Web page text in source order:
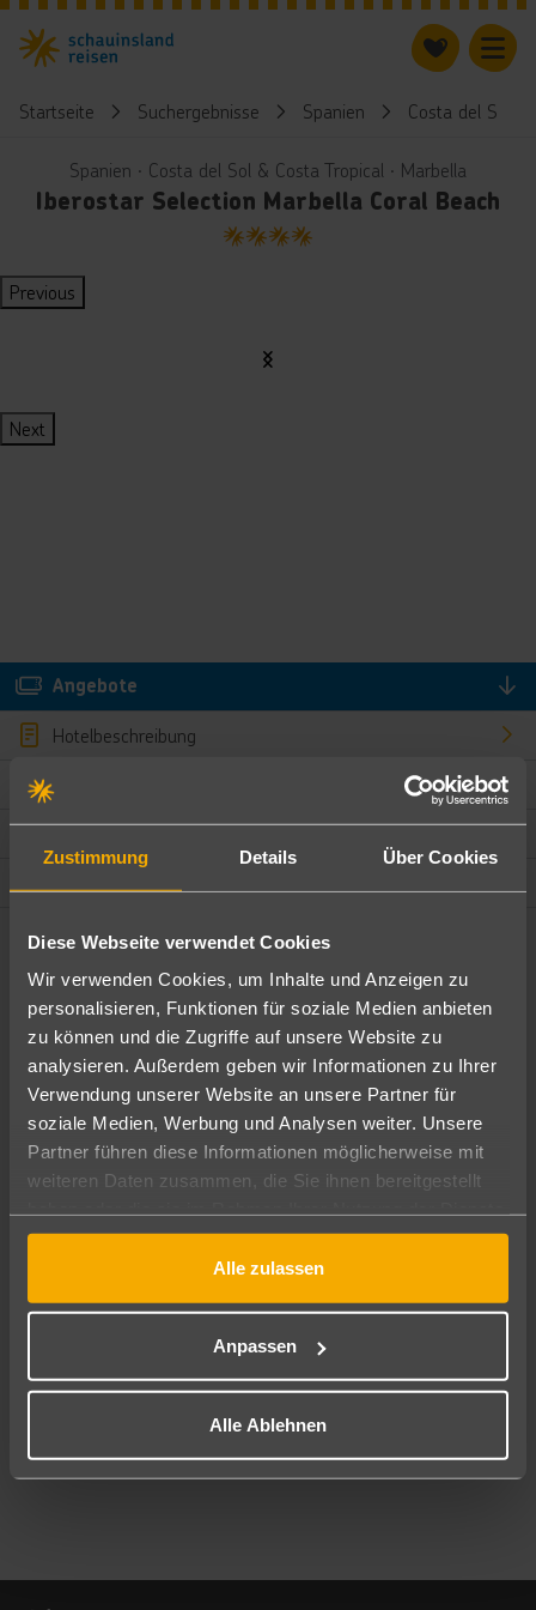
Zustimmung Details Über Cookies
Diese Webseite verwendet Cookies
Wir verwenden Cookies, um Inhalte und Anzeigen zu
personalisieren, Funktionen für soziale Medien anbieten
zu können und die Zugriffe auf unsere Website zu
analysieren. Außerdem geben wir Informationen zu Ihrer
Verwendung unserer Website an unsere Partner für
soziale Medien, Werbung und Analysen weiter. Unsere
Partner führen diese Informationen möglicherweise mit
weiteren Daten zusammen, die Sie ihnen bereitgestellt
gesammelt haben.
Alle zulassen
Anpassen
Alle Ablehnen
Startseite Suchergebnisse Spanien Costa del Sol &
Spanien ∙ Costa del Sol & Costa Tropical ∙ Marbella
Iberostar Selection Marbella Coral Beach
4
Previous
Next
Angebote
Hotelbeschreibung
Bewertungen
Ändere die Kriterien nach deinen Wünschen
Pauschal Nur Hotel
Abflughafen
Alle Abflughäfen
09.08.26–07.08.27 7-21 Nächte
Mehr Filter anzeigen